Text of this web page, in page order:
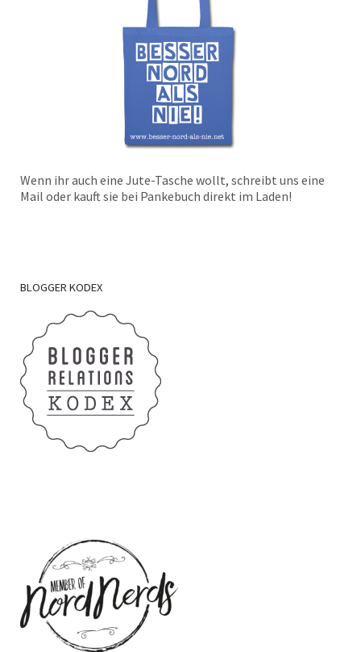
Wenn ihr auch eine Jute-Tasche wollt, schreibt uns eine
Mail oder kauft sie bei Pankebuch direkt im Laden!
BLOGGER KODEX